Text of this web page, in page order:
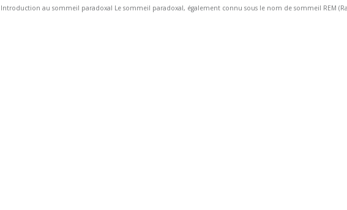
Introduction au sommeil paradoxal Le sommeil paradoxal, également connu sous le nom de sommeil REM